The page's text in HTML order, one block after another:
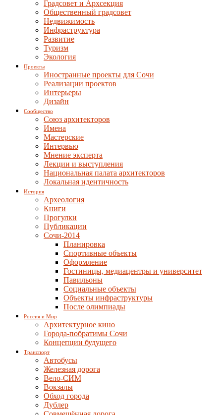
Градсовет и Архсекция
Общественный градсовет
Недвижимость
Инфраструктура
Развитие
Туризм
Экология
Проекты
Иностранные проекты для Сочи
Реализации проектов
Интерьеры
Дизайн
Сообщество
Союз архитекторов
Имена
Мастерские
Интервью
Мнение эксперта
Лекции и выступления
Национальная палата архитекторов
Локальная идентичность
История
Археология
Книги
Прогулки
Публикации
Сочи-2014
Планировка
Спортивные объекты
Оформление
Гостиницы, медиацентры и университет
Павильоны
Социальные объекты
Объекты инфраструктуры
После олимпиады
Россия и Мир
Архитектурное кино
Города-побратимы Сочи
Концепции будущего
Транспорт
Автобусы
Железная дорога
Вело-СИМ
Вокзалы
Обход города
Дублер